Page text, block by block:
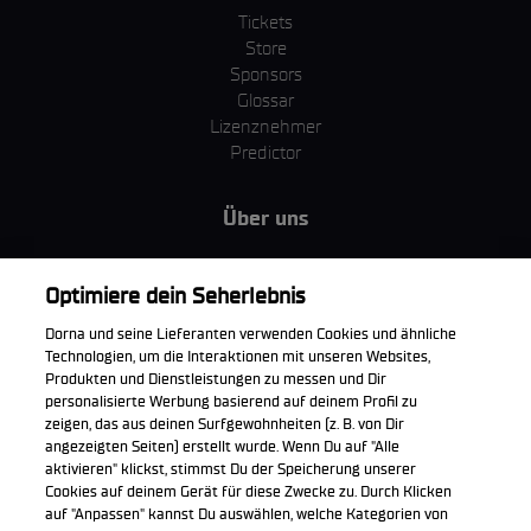
Tickets
Store
Sponsors
Glossar
Lizenznehmer
Predictor
Über uns
MotoGP Group
Cookie Richtlinien
Unternehmen & ESG
Datenschutzerklärung
Kaufrichtlinie
Die offizielle WorldSBK App herunterladen
Optimiere dein Seherlebnis
Dorna und seine Lieferanten verwenden Cookies und ähnliche
Technologien, um die Interaktionen mit unseren Websites,
Produkten und Dienstleistungen zu messen und Dir
personalisierte Werbung basierend auf deinem Profil zu
zeigen, das aus deinen Surfgewohnheiten (z. B. von Dir
angezeigten Seiten) erstellt wurde. Wenn Du auf "Alle
aktivieren" klickst, stimmst Du der Speicherung unserer
Cookies auf deinem Gerät für diese Zwecke zu. Durch Klicken
auf "Anpassen" kannst Du auswählen, welche Kategorien von